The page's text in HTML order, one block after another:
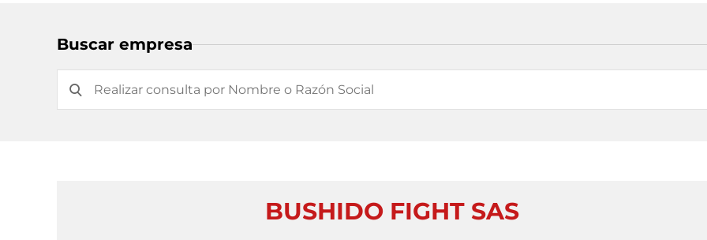
Buscar empresa
BUSHIDO FIGHT SAS